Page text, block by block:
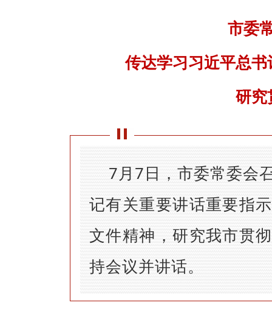
市委
传达学习习近平总
研究
7月7日，市委常委会
记有关重要讲话重要指
文件精神，研究我市贯
持会议并讲话。